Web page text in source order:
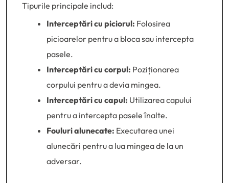
Tipurile principale includ:
Interceptări cu piciorul: Folosirea
picioarelor pentru a bloca sau intercepta
pasele.
Interceptări cu corpul: Poziționarea
corpului pentru a devia mingea.
Interceptări cu capul: Utilizarea capului
pentru a intercepta pasele înalte.
Fouluri alunecate: Executarea unei
alunecări pentru a lua mingea de la un
adversar.